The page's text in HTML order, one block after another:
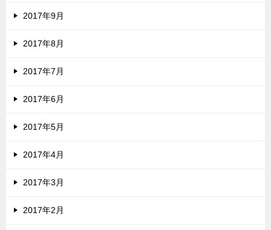
2017年9月
2017年8月
2017年7月
2017年6月
2017年5月
2017年4月
2017年3月
2017年2月